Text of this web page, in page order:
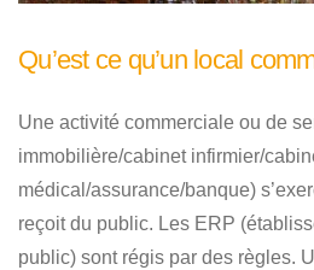
Qu’est ce qu’un local
Une activité commerciale ou de
immobilière/cabinet infirmier/
médical/assurance/banque)
reçoit du public. Les ERP
public) sont régis par des règles.